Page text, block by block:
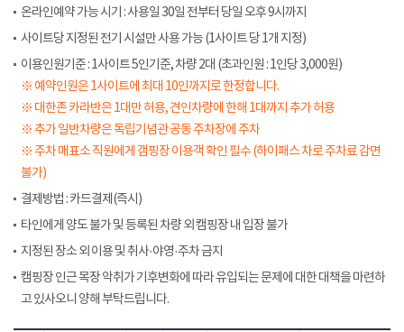
온라인예약 가능 시기 : 사용일 30일 전부터 당일 오후 9시까지
사이트당 지정된 전기 시설만 사용 가능 (1사이트 당 1개 지정)
이용인원기준 : 1사이트 5인기준, 차량 2대 (초과인원 : 1인당 3,000원)
※ 예약인원은 1사이트에 최대 10인까지로 한정합니다.
※ 대한존 카라반은 1대만 허용, 견인차량에 한해 1대까지 추가 허용
※ 추가 일반차량은 독립기념관 공동 주차장에 주차
※ 주차 매표소 직원에게 갬핑장 이용객 확인 필수 (하이패스 차로 주차료 감면
불가)
결제방법 : 카드결제(즉시)
타인에게 양도 불가 및 등록된 차량 외 캠핑장 내 입장 불가
지정된 장소 외 이용 및 취사·야영·주차 금지
캠핑장 인근 목장 악취가 기후변화에 따라 유입되는 문제에 대한 대책을 마련하
고 있사오니 양해 부탁드립니다.